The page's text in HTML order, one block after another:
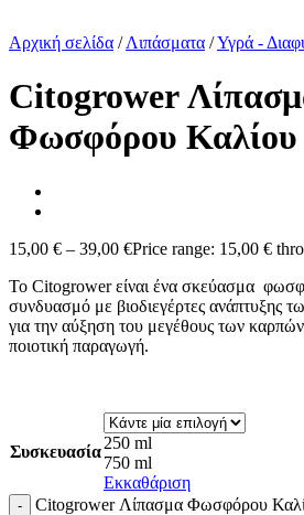
Αρχική σελίδα / Λιπάσματα /Υγρά -
Citogrower
Φωσφόρου Καλίου
15,00 € – 39,00 €Price range: 15,00 €
Το Citogrower είναι ένα σκεύασμα
συνδυασμό με βιοδιεγέρτες ανάπτυξης
για την αύξηση του μεγέθους των
ποιοτική παραγωγή.
Συσκευασία250 ml
750 ml
Εκκαθάριση
Citogrower Λίπασμα Φωσφόρου